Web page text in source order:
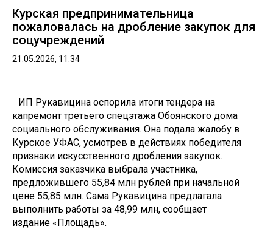
Курская предпринимательница
пожаловалась на дробление закупок для
соцучреждений
21.05.2026, 11.34
ИП Рукавицина оспорила итоги тендера на
капремонт третьего спецэтажа Обоянского дома
социального обслуживания. Она подала жалобу в
Курское УФАС, усмотрев в действиях победителя
признаки искусственного дробления закупок.
Комиссия заказчика выбрала участника,
предложившего 55,84 млн рублей при начальной
цене 55,85 млн. Сама Рукавицина предлагала
выполнить работы за 48,99 млн, сообщает
издание «Площадь».